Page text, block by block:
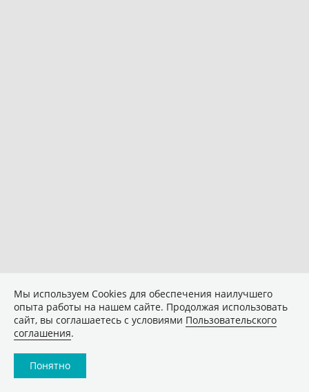
Мы используем Сookies для обеспечения наилучшего
опыта работы на нашем сайте. Продолжая использовать
сайт, вы соглашаетесь с условиями Пользовательского
соглашения.
Понятно